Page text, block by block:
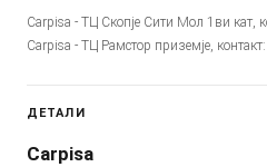
Carpisa - ТЦ Скопје Сити Мол 1ви кат,
Carpisa - ТЦ Рамстор приземје,
ДЕТАЛИ
Carpisa